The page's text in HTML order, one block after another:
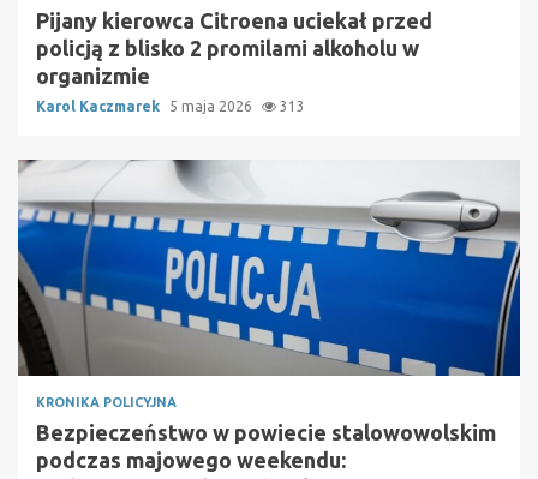
Pijany kierowca Citroena uciekał przed
policją z blisko 2 promilami alkoholu w
organizmie
Karol Kaczmarek 5 maja 2026 313
KRONIKA POLICYJNA
Bezpieczeństwo w powiecie stalowowolskim
podczas majowego weekendu: